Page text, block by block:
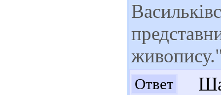
Ответ